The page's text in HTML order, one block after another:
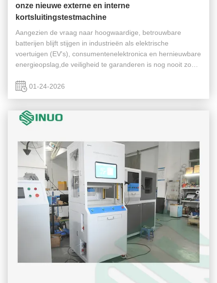
onze nieuwe externe en interne
kortsluitingstestmachine
Aangezien de vraag naar hoogwaardige, betrouwbare
batterijen blijft stijgen in industrieën als elektrische
voertuigen (EV's), consumentenelektronica en hernieuwbare
energieopslag,de veiligheid te garanderen is nog nooit zo
externe en interne ...
01-24-2026